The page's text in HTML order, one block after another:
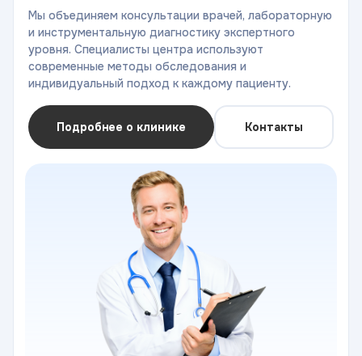
Мы объединяем консультации врачей, лабораторную
и инструментальную диагностику экспертного
уровня. Специалисты центра используют
современные методы обследования и
индивидуальный подход к каждому пациенту.
Подробнее о клинике Контакты